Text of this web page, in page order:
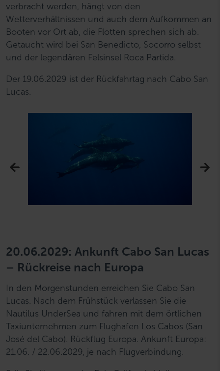
verbracht werden, hängt von den
Wetterverhältnissen und auch dem Aufkommen an
Booten vor Ort ab, die Flotten sprechen sich ab.
Getaucht wird bei San Benedicto, Socorro selbst
und der legendären Felsinsel Roca Partida.
Der 19.06.2029 ist der Rückfahrtag nach Cabo San
Lucas.
20.06.2029: Ankunft Cabo San Lucas
– Rückreise nach Europa
In den Morgenstunden erreichen Sie Cabo San
Lucas. Nach dem Frühstück verlassen Sie die
Nautilus UnderSea und fahren mit dem örtlichen
Taxiunternehmen zum Flughafen Los Cabos (San
José del Cabo). Rückflug Europa. Ankunft Europa:
21.06. / 22.06.2029, je nach Flugverbindung.